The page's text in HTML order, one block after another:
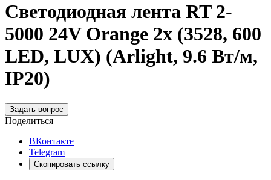
Светодиодная лента RT 2-
5000 24V Orange 2x (3528, 600
LED, LUX) (Arlight, 9.6 Вт/м,
IP20)
Задать вопрос
Поделиться
ВКонтакте
Telegram
Скопировать ссылку